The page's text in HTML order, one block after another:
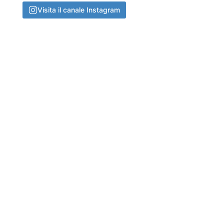
Visita il canale Instagram